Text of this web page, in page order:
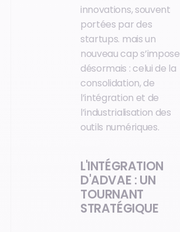
innovations, souvent
portées par des
startups. mais un
nouveau cap s’impose
désormais : celui de la
consolidation, de
l’intégration et de
l’industrialisation des
outils numériques.
L'INTÉGRATION
D'ADVAE : UN
TOURNANT
STRATÉGIQUE